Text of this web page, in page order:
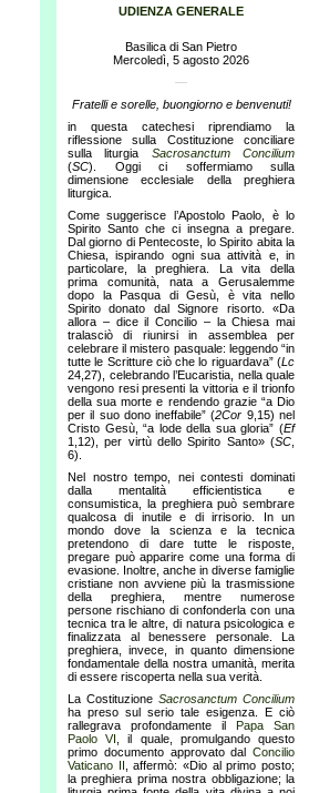
UDIENZA GENERALE
Basilica di San Pietro
Mercoledì, 5 agosto 2026
—
Fratelli e sorelle, buongiorno e benvenuti!
in questa catechesi riprendiamo la
riflessione sulla Costituzione conciliare
sulla liturgia Sacrosanctum Concilium
(SC). Oggi ci soffermiamo sulla
dimensione ecclesiale della preghiera
liturgica.
Come suggerisce l’Apostolo Paolo, è lo
Spirito Santo che ci insegna a pregare.
Dal giorno di Pentecoste, lo Spirito abita la
Chiesa, ispirando ogni sua attività e, in
particolare, la preghiera. La vita della
prima comunità, nata a Gerusalemme
dopo la Pasqua di Gesù, è vita nello
Spirito donato dal Signore risorto. «Da
allora – dice il Concilio – la Chiesa mai
tralasciò di riunirsi in assemblea per
celebrare il mistero pasquale: leggendo “in
tutte le Scritture ciò che lo riguardava” (Lc
24,27), celebrando l’Eucaristia, nella quale
vengono resi presenti la vittoria e il trionfo
della sua morte e rendendo grazie “a Dio
per il suo dono ineffabile” (2Cor 9,15) nel
Cristo Gesù, “a lode della sua gloria” (Ef
1,12), per virtù dello Spirito Santo» (SC
6).
Nel nostro tempo, nei contesti dominati
dalla mentalità efficientistica e
consumistica, la preghiera può sembrare
qualcosa di inutile e di irrisorio. In un
mondo dove la scienza e la tecnica
pretendono di dare tutte le risposte,
pregare può apparire come una forma di
evasione. Inoltre, anche in diverse famiglie
cristiane non avviene più la trasmissione
della preghiera, mentre numerose
persone rischiano di confonderla con una
tecnica tra le altre, di natura psicologica e
finalizzata al benessere personale. La
preghiera, invece, in quanto dimensione
fondamentale della nostra umanità, merita
di essere riscoperta nella sua verità.
La Costituzione Sacrosanctum Concilium
ha preso sul serio tale esigenza. E ciò
rallegrava profondamente il Papa San
Paolo VI
, il quale, promulgando questo
primo documento approvato dal Concilio
Vaticano II , affermò: «Dio al primo posto;
la preghiera prima nostra obbligazione; la